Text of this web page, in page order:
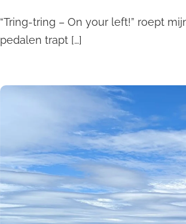
“Tring-tring – On your left!” roept
pedalen trapt […]